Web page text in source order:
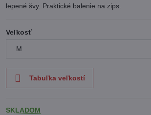
lepené švy. Praktické balenie na zips.
Veľkosť
Tabuľka veľkostí
SKLADOM